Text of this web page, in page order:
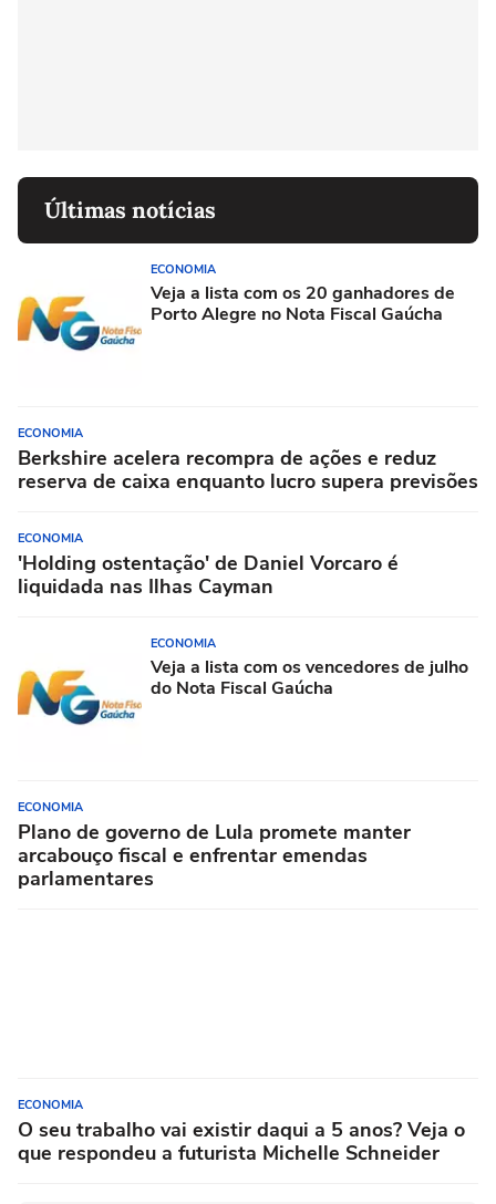
Últimas notícias
ECONOMIA
Veja a lista com os 20 ganhadores de
Porto Alegre no Nota Fiscal Gaúcha
ECONOMIA
Berkshire acelera recompra de ações e reduz
reserva de caixa enquanto lucro supera previsões
ECONOMIA
'Holding ostentação' de Daniel Vorcaro é
liquidada nas Ilhas Cayman
ECONOMIA
Veja a lista com os vencedores de julho
do Nota Fiscal Gaúcha
ECONOMIA
Plano de governo de Lula promete manter
arcabouço fiscal e enfrentar emendas
parlamentares
ECONOMIA
O seu trabalho vai existir daqui a 5 anos? Veja o
que respondeu a futurista Michelle Schneider